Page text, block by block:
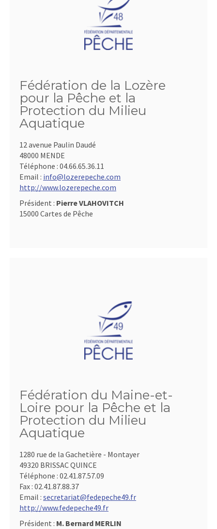
Fédération de la Lozère
pour la Pêche et la
Protection du Milieu
Aquatique
12 avenue Paulin Daudé
48000 MENDE
Téléphone : 04.66.65.36.11
Email : info@lozerepeche.com
http://www.lozerepeche.com
Président : Pierre VLAHOVITCH
15000 Cartes de Pêche
Fédération du Maine-et-
Loire pour la Pêche et la
Protection du Milieu
Aquatique
1280 rue de la Gachetière - Montayer
49320 BRISSAC QUINCE
Téléphone : 02.41.87.57.09
Fax : 02.41.87.88.37
Email : secretariat@fedepeche49.fr
http://www.fedepeche49.fr
Président : M. Bernard MERLIN